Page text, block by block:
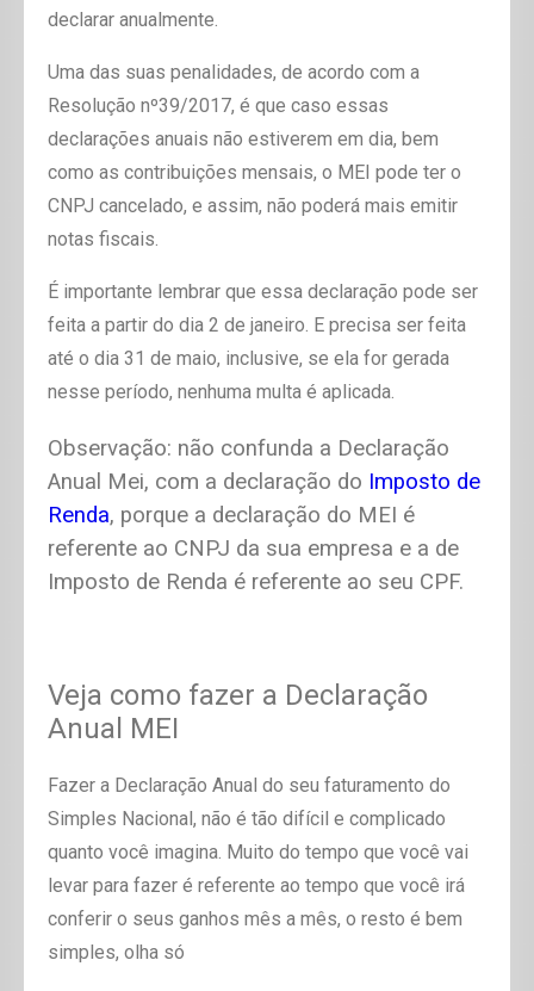
declarar anualmente.
Uma das suas penalidades, de acordo com a
Resolução nº39/2017, é que caso essas
declarações anuais não estiverem em dia, bem
como as contribuições mensais, o MEI pode ter o
CNPJ cancelado, e assim, não poderá mais emitir
notas fiscais.
É importante lembrar que essa declaração pode ser
feita a partir do dia 2 de janeiro. E precisa ser feita
até o dia 31 de maio, inclusive, se ela for gerada
nesse período, nenhuma multa é aplicada.
Observação: não confunda a Declaração
Anual Mei, com a declaração do Imposto de
Renda, porque a declaração do MEI é
referente ao CNPJ da sua empresa e a de
Imposto de Renda é referente ao seu CPF.
Veja como fazer a Declaração
Anual MEI
Fazer a Declaração Anual do seu faturamento do
Simples Nacional, não é tão difícil e complicado
quanto você imagina. Muito do tempo que você vai
levar para fazer é referente ao tempo que você irá
conferir o seus ganhos mês a mês, o resto é bem
simples, olha só